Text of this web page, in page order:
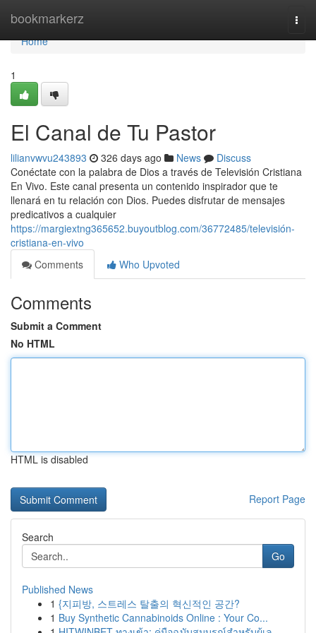
bookmarkerz
Home
Home
1
El Canal de Tu Pastor
lilianvwvu243893 326 days ago News
Discuss
Conéctate con la palabra de Dios a través de Televisión Cristiana
En Vivo. Este canal presenta un contenido inspirador que te
llenará en tu relación con Dios. Puedes disfrutar de mensajes
predicativos a cualquier
https://margiextng365652.buyoutblog.com/36772485/televisión-
cristiana-en-vivo
Comments
Who Upvoted
Comments
Submit a Comment
No HTML
HTML is disabled
Report Page
Search
Go
Published News
1 {지피방, 스트레스 탈출의 혁신적인 공간?
1 Buy Synthetic Cannabinoids Online : Your Co...